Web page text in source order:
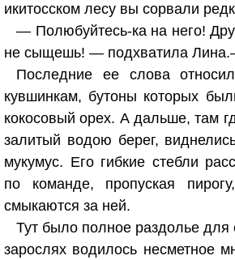
икитосском лесу вы сорвали
— Полюбуйтесь-ка на него!
не сыщешь! — подхватила
Последние ее слова
кувшинкам, бутоны которых
кокосовый орех. А дальше, там
залитый водою берег,
мукумус. Его гибкие стебли
по команде, пропуская
смыкаются за ней.
Тут было полное раздолье для
зарослях водилось несметное